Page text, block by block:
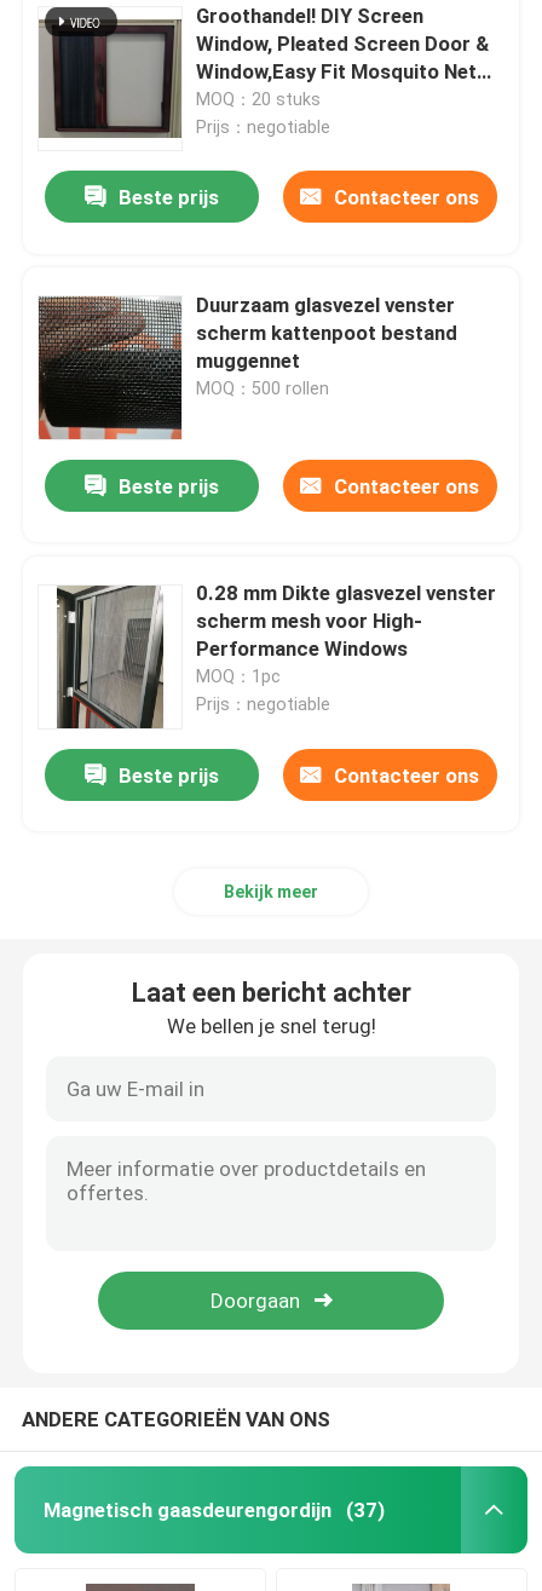
Groothandel! DIY Screen
Window, Pleated Screen Door &
Window,Easy Fit Mosquito Net
voor optimale
luchtdoorlaatbaarheid
MOQ：20 stuks
Prijs：negotiable
Beste prijs Contacteer ons
Duurzaam glasvezel venster
scherm kattenpoot bestand
muggennet
MOQ：500 rollen
Beste prijs Contacteer ons
0.28 mm Dikte glasvezel venster
scherm mesh voor High-
Performance Windows
MOQ：1pc
Prijs：negotiable
Beste prijs Contacteer ons
Bekijk meer
Laat een bericht achter
We bellen je snel terug!
ANDERE CATEGORIEËN VAN ONS
Magnetisch gaasdeurengordijn (37)